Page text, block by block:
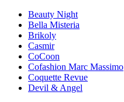
Beauty Night
Bella Misteria
Brikoly
Casmir
CoCoon
Cofashion Marc Massimo
Coquette Revue
Devil & Angel